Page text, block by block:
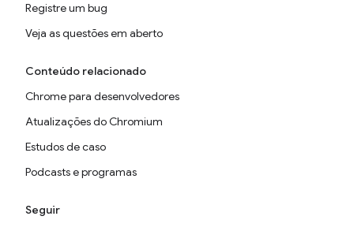
Registre um bug
Veja as questões em aberto
Conteúdo relacionado
Chrome para desenvolvedores
Atualizações do Chromium
Estudos de caso
Podcasts e programas
Seguir